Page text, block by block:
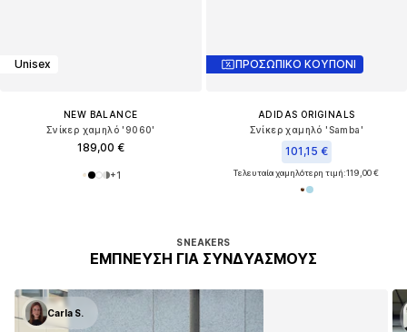
Unisex
NEW BALANCE
Σνίκερ χαμηλό '9060'
189,00 €
+1
ΠΡΟΣΩΠΙΚΟ ΚΟΥΠΟΝΙ
ADIDAS ORIGINALS
Σνίκερ χαμηλό 'Samba'
101,15 €
Τελευταία χαμηλότερη τιμή:119,00 €
SNEAKERS
ΈΜΠΝΕΥΣΗ ΓΙΑ ΣΥΝΔΥΑΣΜΟΎΣ
Carla S.